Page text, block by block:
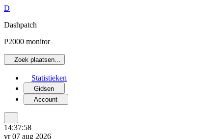
D
Dashpatch
P2000 monitor
Zoek plaatsen…
Statistieken
Gidsen
Account
14:37:58
vr 07 aug 2026